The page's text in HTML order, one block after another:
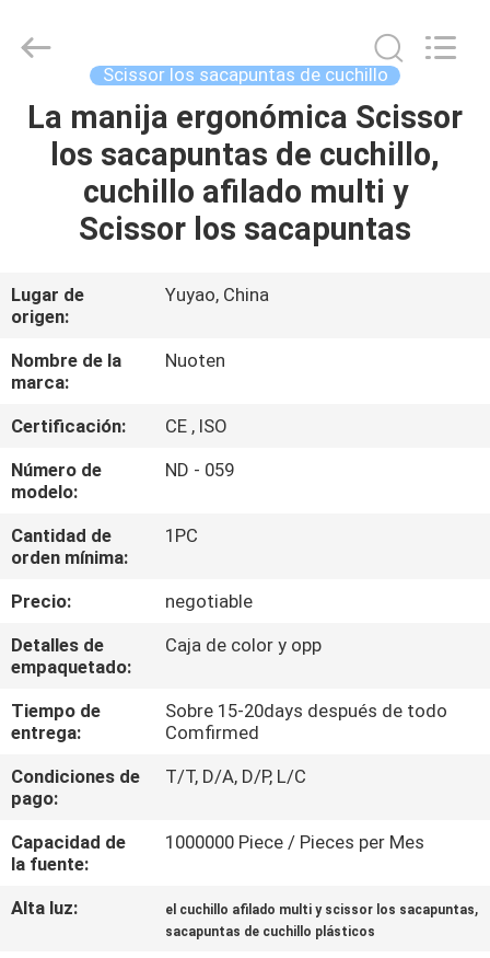
EN
CASA
PRODUCTOS
LOS
VÍDEOS
SOBRE
NOSOTROS
RECORRIDO
POR
FÁBRICA
CONTROL
DE
CALIDAD
CONTACTA
CON
NOSOTROS
Electric
Appliance
Reserved.
Scissor los sacapuntas de cuchillo
La manija ergonómica Scissor
los sacapuntas de cuchillo,
cuchillo afilado multi y
Scissor los sacapuntas
Lugar de
origen:
Yuyao, China
Nombre de la
marca:
Nuoten
Certificación:
CE , ISO
Número de
modelo:
ND - 059
Cantidad de
orden mínima:
1PC
Precio:
negotiable
Detalles de
empaquetado:
Caja de color y opp
Tiempo de
entrega:
Sobre 15-20days después de todo
Comfirmed
Condiciones de
pago:
T/T, D/A, D/P, L/C
Capacidad de
la fuente:
1000000 Piece / Pieces per Mes
Alta luz: el cuchillo afilado multi y scissor los sacapuntas,
sacapuntas de cuchillo plásticos